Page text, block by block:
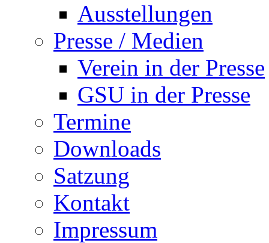
Ausstellungen
Presse / Medien
Verein in der Presse
GSU in der Presse
Termine
Downloads
Satzung
Kontakt
Impressum